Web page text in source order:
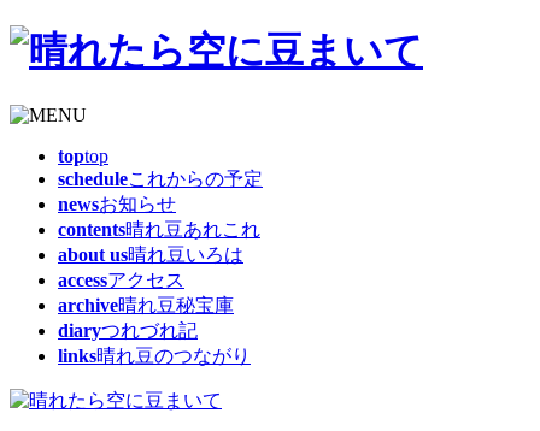
toptop
scheduleこれからの予定
newsお知らせ
contents晴れ豆あれこれ
about us晴れ豆いろは
accessアクセス
archive晴れ豆秘宝庫
diaryつれづれ記
links晴れ豆のつながり